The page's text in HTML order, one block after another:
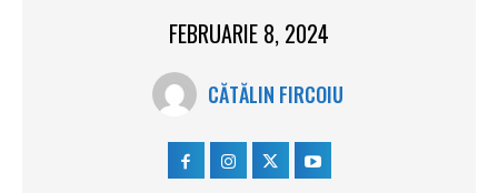
FEBRUARIE 8, 2024
CĂTĂLIN FIRCOIU